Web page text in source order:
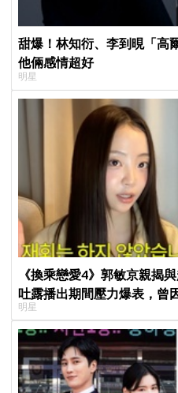
甜爆！林知衍、李到晛「高
他倆感情超好
明星
《換乘戀愛4》郭敏京親揭
吐露播出期間壓力爆表，曾
明星